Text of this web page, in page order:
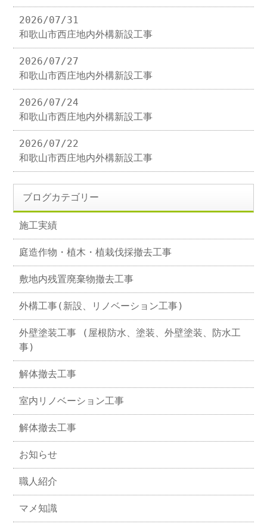
2026/07/31
和歌山市西庄地内外構新設工事
2026/07/27
和歌山市西庄地内外構新設工事
2026/07/24
和歌山市西庄地内外構新設工事
2026/07/22
和歌山市西庄地内外構新設工事
ブログカテゴリー
施工実績
庭造作物・植木・植栽伐採撤去工事
敷地内残置廃棄物撤去工事
外構工事(新設、リノベーション工事)
外壁塗装工事 (屋根防水、塗装、外壁塗装、防水工
事)
解体撤去工事
室内リノベーション工事
解体撤去工事
お知らせ
職人紹介
マメ知識